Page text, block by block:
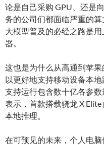
论是自己采购 GPU、还是
务的公司们都面临严重的
大模型普及的必经之路是
器。
这也是为什么从高通到苹
以更好地支持移动设备本
支持运行包含数十亿各参
表示，首款搭载骁龙 X
本地推理。
在可预见的未来，个人电